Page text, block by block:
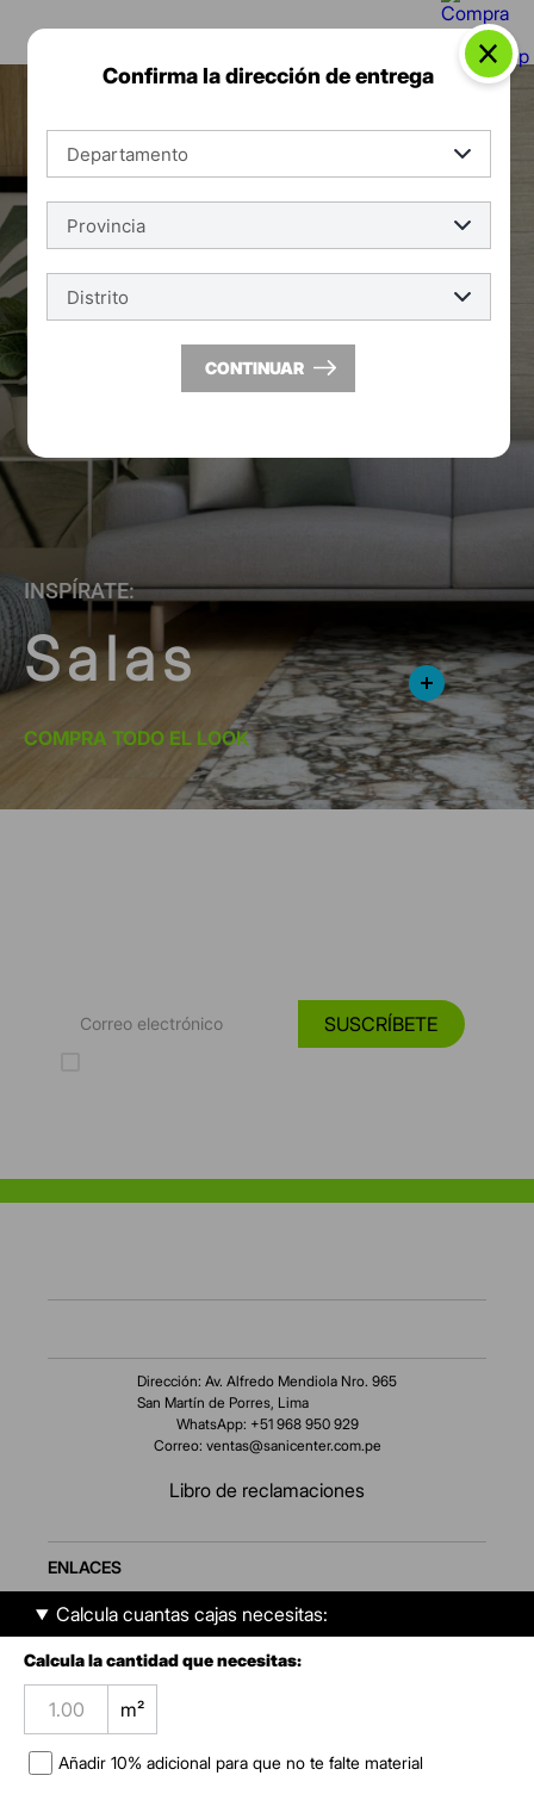
Calcula cuantas cajas necesitas:
Calcula la cantidad que necesitas:
m²
Añadir 10% adicional para que no te falte material
INSPÍRATE:
Salas
COMPRA TODO EL LOOK
SUSCRÍBETE
Dirección: Av. Alfredo Mendiola Nro. 965
San Martín de Porres, Lima
WhatsApp: +51 968 950 929
Correo: ventas@sanicenter.com.pe
Libro de reclamaciones
ENLACES
AMBIENTES
SERVICIO AL CLIENTE
NOSOTROS
Confirma la dirección de entrega
CONTINUAR